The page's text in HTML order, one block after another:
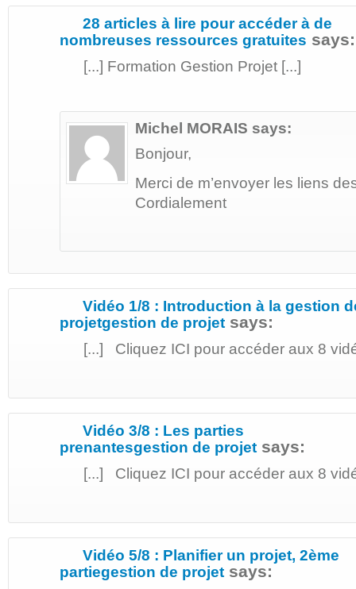
28 articles à lire pour accéder à de
nombreuses ressources gratuites says:
[...] Formation Gestion Projet [...]
Michel MORAIS says:
Bonjour,
Merci de m’envoyer les liens
Cordialement
Vidéo 1/8 : Introduction à la gestion
projetgestion de projet says:
[...] Cliquez ICI pour accéder aux 8
Vidéo 3/8 : Les parties
prenantesgestion de projet says:
[...] Cliquez ICI pour accéder aux 8
Vidéo 5/8 : Planifier un projet, 2ème
partiegestion de projet says: